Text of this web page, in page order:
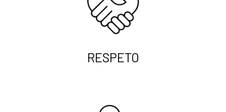
RESPETO